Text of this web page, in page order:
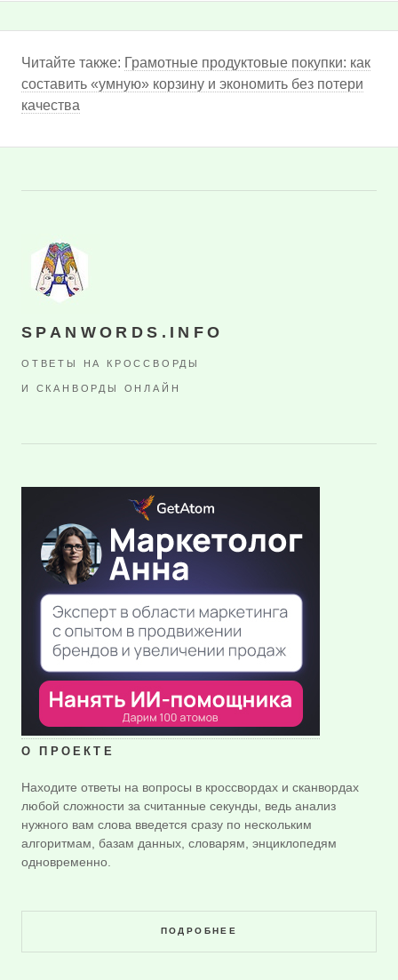
Читайте также: Грамотные продуктовые покупки: как
составить «умную» корзину и экономить без потери
качества
SPANWORDS.INFO
ОТВЕТЫ НА КРОССВОРДЫ
И СКАНВОРДЫ ОНЛАЙН
О ПРОЕКТЕ
Находите ответы на вопросы в кроссвордах и сканвордах
любой сложности за считанные секунды, ведь анализ
нужного вам слова введется сразу по нескольким
алгоритмам, базам данных, словарям, энциклопедям
одновременно.
ПОДРОБНЕЕ